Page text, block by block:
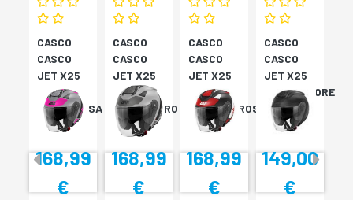
CASCO
CASCO
JET X25
TARGET
TITAN/ROSA
XS
168,99
€
CASCO
CASCO
JET X25
TARGET
TITAN/NERO
S
168,99
€
CASCO
CASCO
JET X25
TARGET
NER/BIA/ROSS
168,99
€
CASCO
CASCO
JET X25
MONOCOLORE
NERO XS
149,00
€